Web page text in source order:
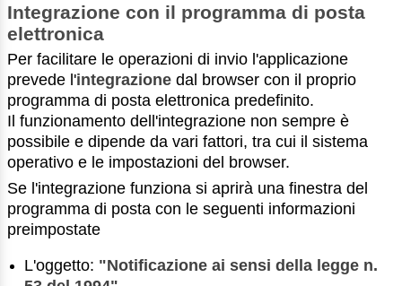
Integrazione con il programma di posta
elettronica
Per facilitare le operazioni di invio l'applicazione
prevede l'integrazione dal browser con il proprio
programma di posta elettronica predefinito.
Il funzionamento dell'integrazione non sempre è
possibile e dipende da vari fattori, tra cui il sistema
operativo e le impostazioni del browser.
Se l'integrazione funziona si aprirà una finestra del
programma di posta con le seguenti informazioni
preimpostate
L'oggetto: "Notificazione ai sensi della legge n.